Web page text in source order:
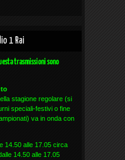
1 Rai
trasmissioni sono
stagione regolare (si
speciali-festivi o fine
va in onda con
14.50 alle 17.05 circa
14.50 alle 17.05